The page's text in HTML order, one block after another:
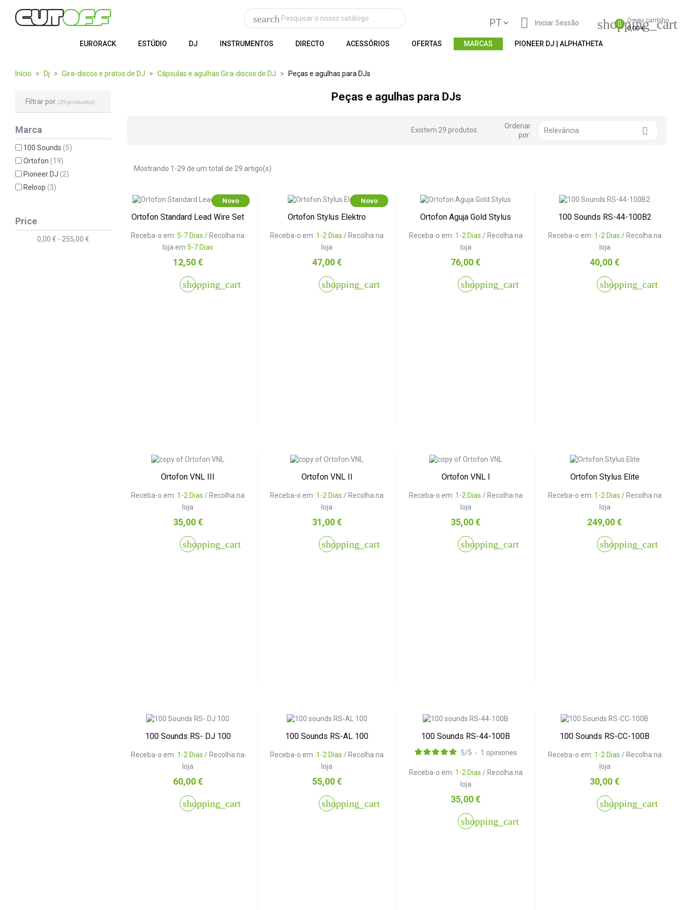
shopping_cart
0
O seu carrinho
0,00 €
 Iniciar Sessão
search
EURORACK ESTÚDIO DJ INSTRUMENTOS DIRECTO ACESSÓRIOS OFERTAS MARCAS PIONEER DJ | ALPHATHETA
Início Dj Gira-discos e pratos de DJ Cápsulas e agulhas Gira-discos de DJ Peças e agulhas para DJs
Filtrar por (29 productos)
Marca
100 Sounds(5)
Ortofon(19)
Pioneer DJ(2)
Reloop(3)
Price
0,00 € - 255,00 €
Peças e agulhas para DJs
Existem 29 produtos.
Ordenar
por:
Relevância 
Mostrando 1-29 de um total de 29 artigo(s)
Novo
Ortofon Standard Lead Wire Set
Receba-o em: 5-7 Dias/ Recolha na
loja em 5-7 Dias
Preço
12,50 €
shopping_cart
Novo
Ortofon Stylus Elektro
Receba-o em: 1-2 Dias/ Recolha na
loja
Preço
47,00 €
shopping_cart
Ortofon Aguja Gold Stylus
Receba-o em: 1-2 Dias / Recolha na
loja
Preço
76,00 €
shopping_cart
100 Sounds RS-44-100B2
Receba-o em: 1-2 Dias / Recolha na
loja
Preço
40,00 €
shopping_cart
Ortofon VNL III
Receba-o em: 1-2 Dias / Recolha na
loja
Preço
35,00 €
shopping_cart
Ortofon VNL II
Receba-o em: 1-2 Dias / Recolha na
loja
Preço
31,00 €
shopping_cart
Ortofon VNL I
Receba-o em: 1-2 Dias / Recolha na
loja
Preço
35,00 €
shopping_cart
Ortofon Stylus Elite
Receba-o em: 1-2 Dias / Recolha na
loja
Preço
249,00 €
shopping_cart
100 Sounds RS- DJ 100
Receba-o em: 1-2 Dias / Recolha na
loja
Preço
60,00 €
shopping_cart
100 Sounds RS-AL 100
Receba-o em: 1-2 Dias / Recolha na
loja
Preço
55,00 €
shopping_cart
100 Sounds RS-44-100B
Receba-o em: 1-2 Dias / Recolha na
loja
5/5 - 1 opiniones
Preço
35,00 €
shopping_cart
100 Sounds RS-CC-100B
Receba-o em: 1-2 Dias / Recolha na
loja
Preço
30,00 €
shopping_cart